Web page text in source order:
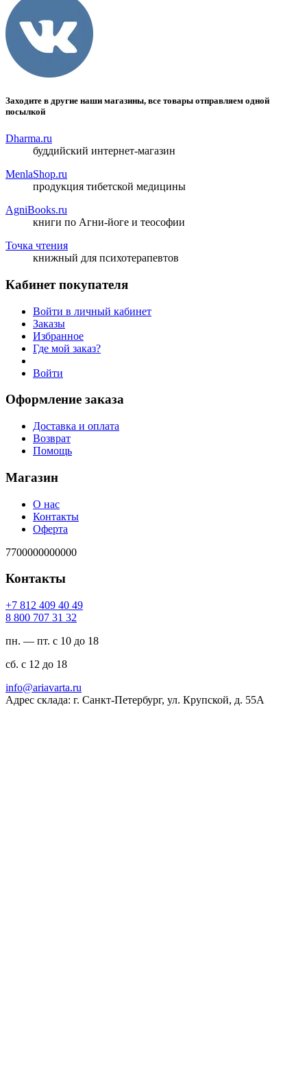
Заходите в другие наши магазины, все товары отправляем одной
посылкой
Dharma.ru
буддийский интернет-магазин
MenlaShop.ru
продукция тибетской медицины
AgniBooks.ru
книги по Агни-йоге и теософии
Точка чтения
книжный для психотерапевтов
Кабинет покупателя
Войти в личный кабинет
Заказы
Избранное
Где мой заказ?
Войти
Оформление заказа
Доставка и оплата
Возврат
Помощь
Магазин
О нас
Контакты
Оферта
7700000000000
Контакты
94 04 904 218 7+
23 13 707 008 8
пн. — пт. с 10 до 18
сб. с 12 до 18
ur.atravaira@ofni
Адрес склада: г. Санкт-Петербург, ул. Крупской, д. 55А